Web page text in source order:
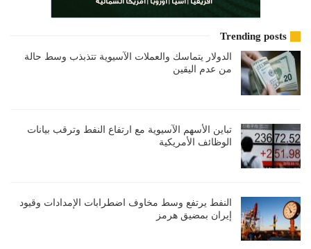
Trending posts
الدولار يتماسك والعملات الآسيوية تتذبذب وسط حالة
من عدم اليقين
تباين الأسهم الآسيوية مع ارتفاع النفط وترقب بيانات
الوظائف الأمريكية
النفط يرتفع وسط مخاوف اضطرابات الإمدادات وقيود
إيران بمضيق هرمز